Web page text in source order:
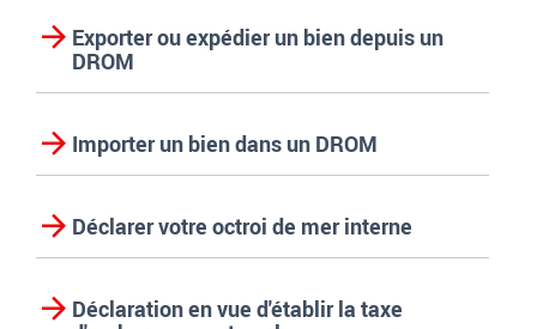
Exporter ou expédier un bien depuis un
DROM
Importer un bien dans un DROM
Déclarer votre octroi de mer interne
Déclaration en vue d'établir la taxe